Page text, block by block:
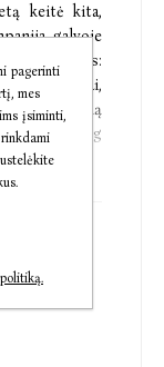
keitė kita,
galvoje
radijas:
riebalai,
didelę kainą
imtų ir tiesiog
kovos su
kad
vienas po
chirurginio
emocinių
kokiais
pagerinti
mes
įsiminti,